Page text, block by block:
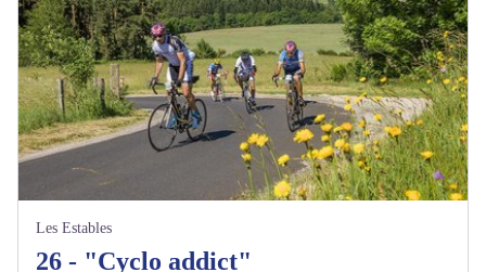
Les Estables
26 - "Cyclo addict"